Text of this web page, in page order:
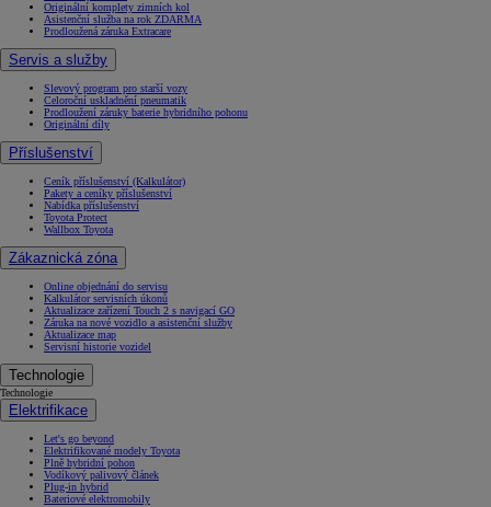
Originální komplety zimních kol
Asistenční služba na rok ZDARMA
Prodloužená záruka Extracare
Servis a služby
Slevový program pro starší vozy
Celoroční uskladnění pneumatik
Prodloužení záruky baterie hybridního pohonu
Originální díly
Příslušenství
Ceník příslušenství (Kalkulátor)
Pakety a ceníky příslušenství
Nabídka příslušenství
Toyota Protect
Wallbox Toyota
Zákaznická zóna
Online objednání do servisu
Kalkulátor servisních úkonů
Aktualizace zařízení Touch 2 s navigací GO
Záruka na nové vozidlo a asistenční služby
Aktualizace map
Servisní historie vozidel
Technologie
Technologie
Elektrifikace
Let's go beyond
Elektrifikované modely Toyota
Plně hybridní pohon
Vodíkový palivový článek
Plug-in hybrid
Bateriové elektromobily